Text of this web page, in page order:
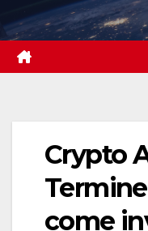
to
content
Crypto
come